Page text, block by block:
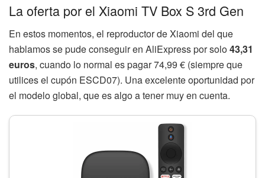
La oferta por el Xiaomi TV Box S 3rd Gen
En estos momentos, el reproductor de Xiaomi del que
hablamos se pude conseguir en AliExpress por solo43,31
euros, cuando lo normal es pagar 74,99 € (siempre que
utilices el cupón ESCD07). Una excelente oportunidad por
el modelo global, que es algo a tener muy en cuenta.